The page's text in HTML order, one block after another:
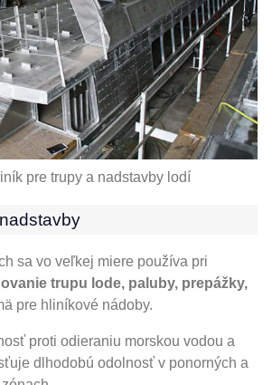
pre trupy a nadstavby lodí
sa vo veľkej miere používa pri
trupu lode, paluby, prepážky,
pre hliníkové nádoby.
proti odieraniu morskou vodou a
dlhodobú odolnosť v ponorných a